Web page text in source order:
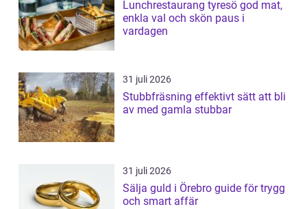
Lunchrestaurang tyresö god mat,
enkla val och skön paus i
vardagen
31 juli 2026
Stubbfräsning effektivt sätt att bli
av med gamla stubbar
31 juli 2026
Sälja guld i Örebro guide för trygg
och smart affär